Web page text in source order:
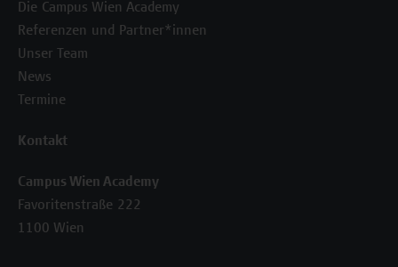
Die Campus Wien Academy
Referenzen und Partner*innen
Unser Team
News
Termine
Kontakt
Campus Wien Academy
Favoritenstraße 222
1100 Wien